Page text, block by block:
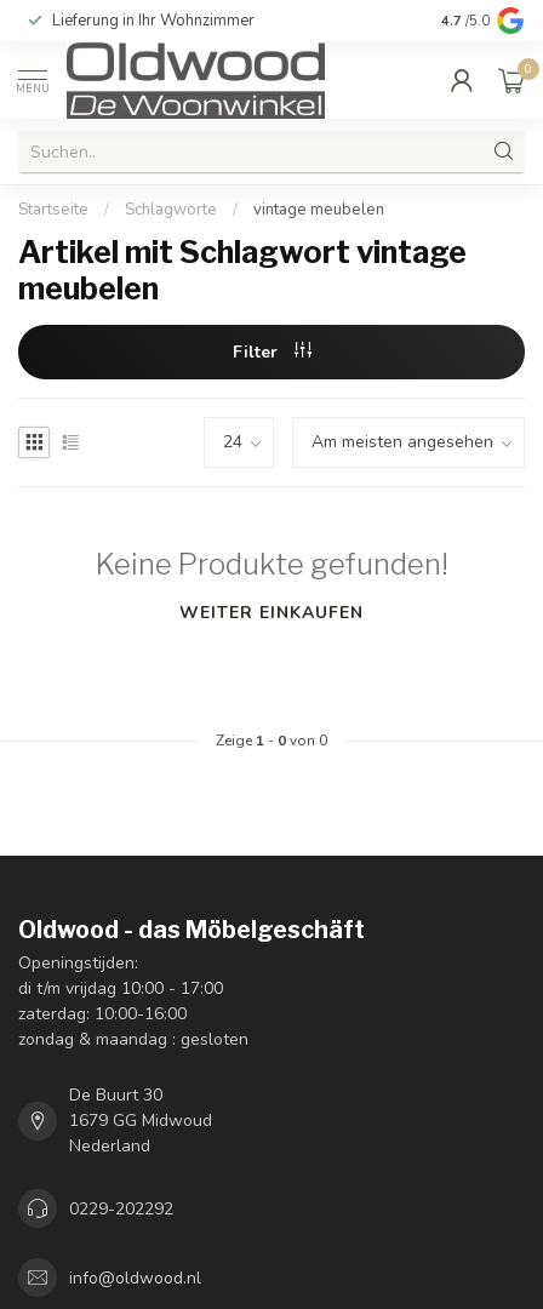
Lieferung in Ihr Wohnzimmer Qualität und
4.7 /5.0
MENU
0
Startseite / Schlagworte / vintage meubelen
Artikel mit Schlagwort vintage
meubelen
Filter
Keine Produkte gefunden!
WEITER EINKAUFEN
Zeige 1 - 0von 0
Oldwood - das Möbelgeschäft
Openingstijden:
di t/m vrijdag 10:00 - 17:00
zaterdag: 10:00-16:00
zondag & maandag : gesloten
De Buurt 30
1679 GG Midwoud
Nederland
0229-202292
info@oldwood.nl